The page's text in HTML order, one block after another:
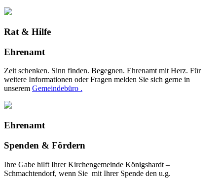
Rat & Hilfe
Ehrenamt
Zeit schenken. Sinn finden. Begegnen. Ehrenamt mit Herz. Für
weitere Informationen oder Fragen melden Sie sich gerne in
unserem Gemeindebüro .
Ehrenamt
Spenden & Fördern
Ihre Gabe hilft Ihrer Kirchengemeinde Königshardt –
Schmachtendorf, wenn Sie mit Ihrer Spende den u.g.